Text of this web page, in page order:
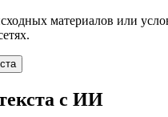
материалов или
с ИИ